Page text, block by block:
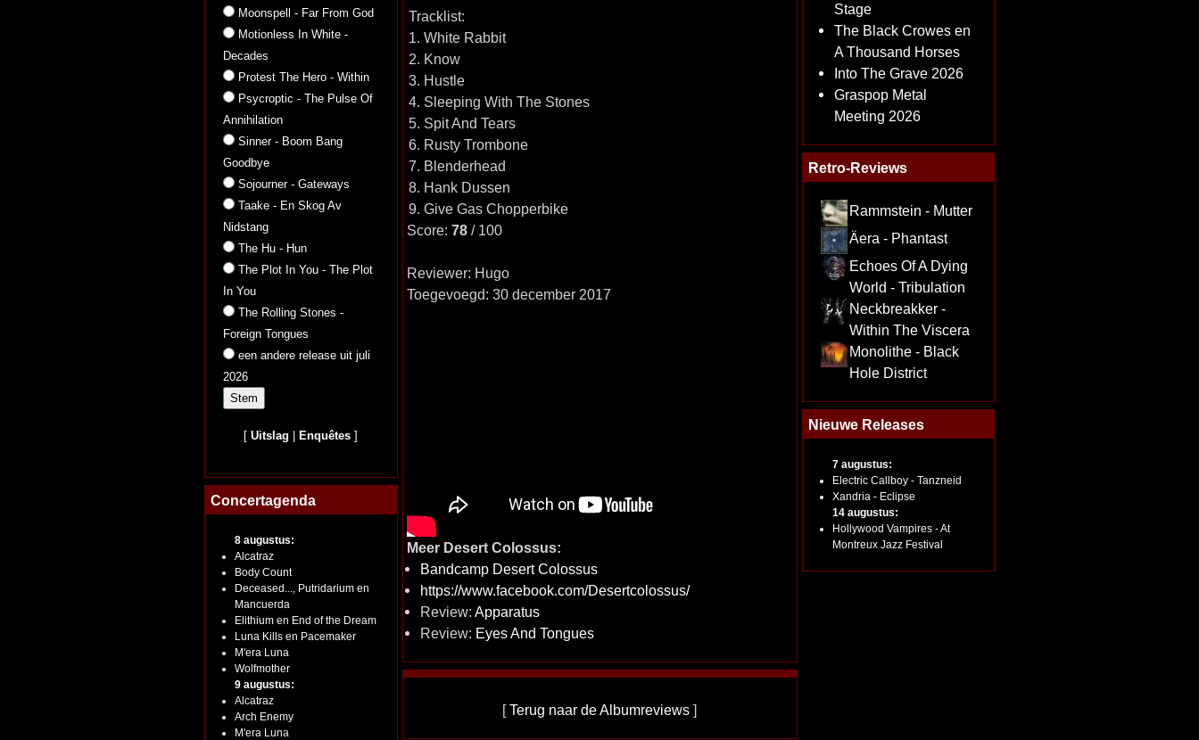
Moonspell - Far From God
Motionless In White -
Decades
Protest The Hero - Within
Psycroptic - The Pulse Of
Annihilation
Sinner - Boom Bang
Goodbye
Sojourner - Gateways
Taake - En Skog Av
Nidstang
The Hu - Hun
The Plot In You - The Plot
In You
The Rolling Stones -
Foreign Tongues
een andere release uit juli
2026
[Uitslag Enquêtes ]
Concertagenda
8 augustus:
Alcatraz
Body Count
Deceased..., Putridarium en
Mancuerda
Elithium en End of the Dream
Luna Kills en Pacemaker
M'era Luna
Wolfmother
9 augustus:
Alcatraz
Arch Enemy
M'era Luna
Tracklist:
1. White Rabbit
2. Know
3. Hustle
4. Sleeping With The Stones
5. Spit And Tears
6. Rusty Trombone
7. Blenderhead
8. Hank Dussen
9. Give Gas Chopperbike
Score: 78/ 100
Reviewer: Hugo
Toegevoegd: 30 december 2017
Meer Desert Colossus:
Bandcamp Desert Colossus
https://www.facebook.com/Desertcolossus/
Review: Apparatus
Review: Eyes And Tongues
[Terug naar de Albumreviews ]
Stage
The Black Crowes en
A Thousand Horses
Into The Grave 2026
Graspop Metal
Meeting 2026
Retro-Reviews
Rammstein - Mutter
Äera - Phantast
Echoes Of A Dying
World - Tribulation
Neckbreakker -
Within The Viscera
Monolithe - Black
Hole District
Nieuwe Releases
7 augustus:
Electric Callboy - Tanzneid
Xandria - Eclipse
14 augustus:
Hollywood Vampires - At
Montreux Jazz Festival